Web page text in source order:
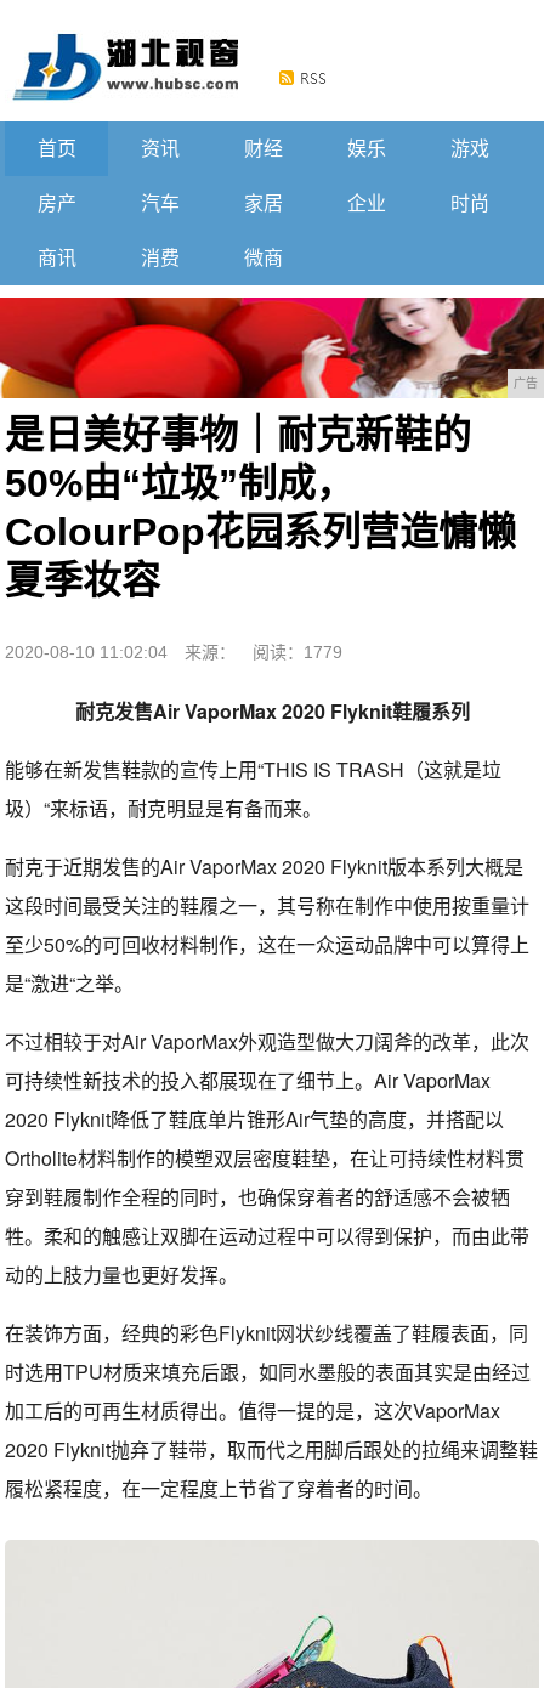
首页 资讯 财经 娱乐 游戏
房产 汽车 家居 企业 时尚
商讯 消费 微商
广告
是日美好事物｜耐克新鞋的
50%由“垃圾”制成，
ColourPop花园系列营造慵懒
夏季妆容
2020-08-10 11:02:04 来源： 阅读：1779
耐克发售Air VaporMax 2020 Flyknit鞋履系列
能够在新发售鞋款的宣传上用“THIS IS TRASH（这就是垃
圾）“来标语，耐克明显是有备而来。
耐克于近期发售的Air VaporMax 2020 Flyknit版本系列大概是
这段时间最受关注的鞋履之一，其号称在制作中使用按重量计
至少50%的可回收材料制作，这在一众运动品牌中可以算得上
是“激进“之举。
不过相较于对Air VaporMax外观造型做大刀阔斧的改革，此次
可持续性新技术的投入都展现在了细节上。Air VaporMax
2020 Flyknit降低了鞋底单片锥形Air气垫的高度，并搭配以
Ortholite材料制作的模塑双层密度鞋垫，在让可持续性材料贯
穿到鞋履制作全程的同时，也确保穿着者的舒适感不会被牺
牲。柔和的触感让双脚在运动过程中可以得到保护，而由此带
动的上肢力量也更好发挥。
在装饰方面，经典的彩色Flyknit网状纱线覆盖了鞋履表面，同
时选用TPU材质来填充后跟，如同水墨般的表面其实是由经过
加工后的可再生材质得出。值得一提的是，这次VaporMax
2020 Flyknit抛弃了鞋带，取而代之用脚后跟处的拉绳来调整鞋
履松紧程度，在一定程度上节省了穿着者的时间。